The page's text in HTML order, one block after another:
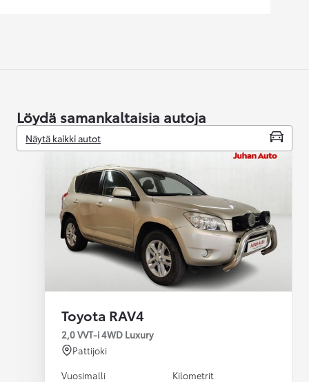
Löydä samankaltaisia autoja
Näytä kaikki autot
Toyota RAV4
2,0 VVT-i 4WD Luxury
Pattijoki
Vuosimalli
Kilometrit